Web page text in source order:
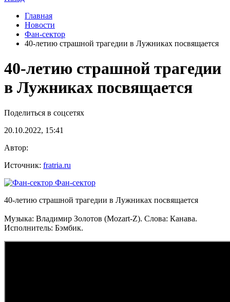
Главная
Новости
Фан-cектор
40-летию страшной трагедии в Лужниках посвящается
40-летию страшной трагедии
в Лужниках посвящается
Поделиться в соцсетях
20.10.2022, 15:41
Автор:
Источник: fratria.ru
Фан-cектор
40-летию страшной трагедии в Лужниках посвящается
Музыка: Владимир Золотов (Mozart-Z). Слова: Канава.
Исполнитель: Бэмбик.